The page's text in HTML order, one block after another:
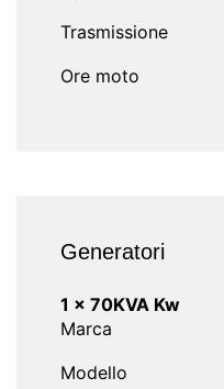
Trasmissione
Ore moto
Generatori
1 x 70KVA Kw
Marca
Modello